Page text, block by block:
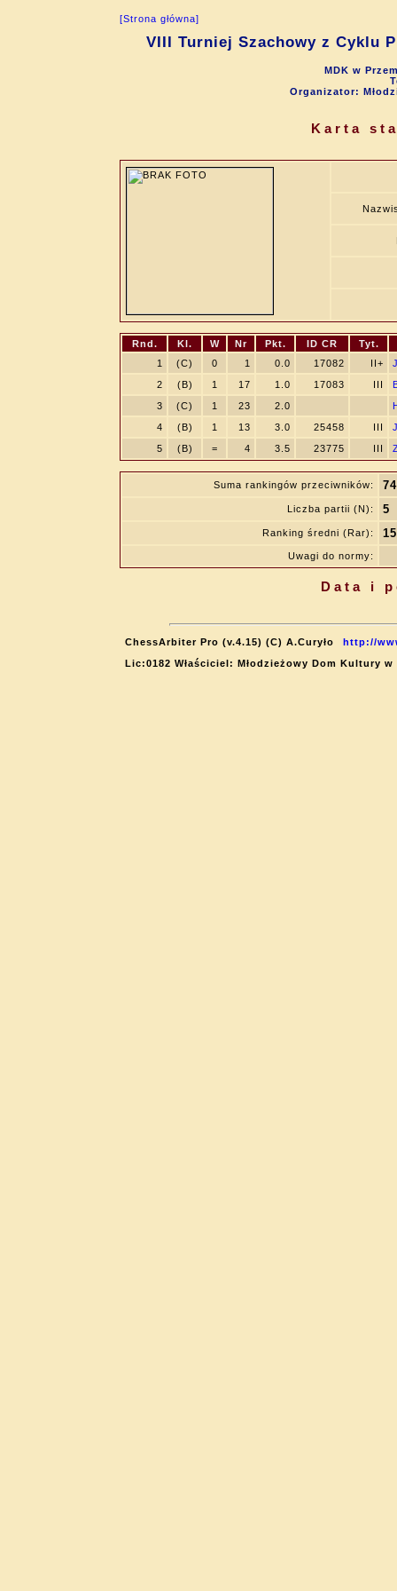
[Strona główna]
VIII Turniej Szachowy z Cyklu
MDK w
Organizator:
Karta
Rnd. Kl. W Nr Pkt. ID CR
Tyt.
1
(C) 0 1 0.0 17082 II+
2
(B) 1 17 1.0 17083 III
3
(C) 1 23 2.0
4
(B) 1 13 3.0 25458 III
5
(B) = 4 3.5 23775 III
Suma rankingów przeciwników:
Liczba partii (N): 5
Ranking średni (Rar):
Uwagi do normy:
Data i
ChessArbiter Pro (v.4.15) (C) A.Curyło
http://
Lic:0182 Właściciel: Młodzieżowy Dom Kultury w